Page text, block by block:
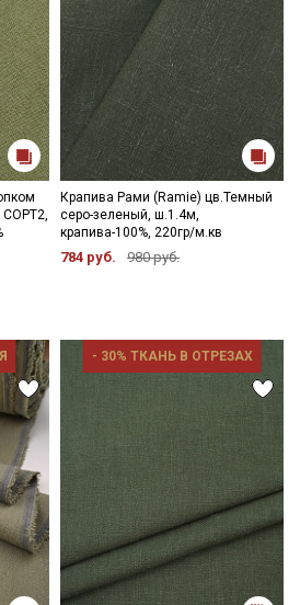
СОРТ2,
Крапива Рами (Ramie) цв.Темный
серо-зеленый, ш.1.4м,
крапива-100%, 220гр/м.кв
784 руб. 980 руб.
- 30% ТКАНЬ В ОТРЕЗАХ
обработки персональных
на обработку персональных
рекламных и